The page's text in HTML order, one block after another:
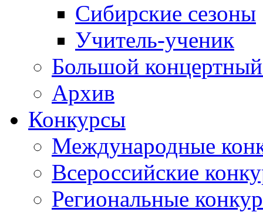
Сибирские сезоны
Учитель-ученик
Большой концертный
Архив
Конкурсы
Международные
Всероссийские
Региональные